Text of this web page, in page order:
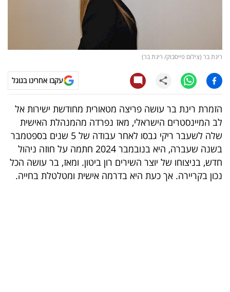
קריפטו
ויראלי
טלוויזיה
עסקי
ספורט
קריירה
ולימודים
רינת בר (צילום פייסבוק/ רינת בר)
עקבו אחרינו בגוגל
הזמרת רינת בר עושה פריצה מטאורית מחודשת ישירות אל
לב המיינסטרים הישראלי, מאז נפרדה מהמנהלת האישית
שלה לשעבר ריקי גבסו לאחר עבודה של 5 שנים בספטמבר
בשנה שעברה, היא בנובמבר 2024 חתמה על חוזה ניהול
חדש, בניצוחו של יוצר השירים רון ביטון. ומאז, בר עושה הכל
נכון בקריירה. אך כעת היא בדרמה אישית ומטלטלת בחייה.